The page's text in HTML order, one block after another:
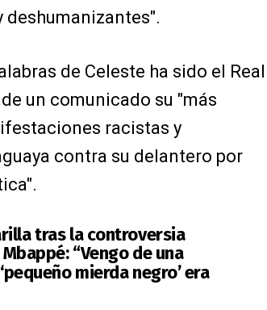
de Celeste ha sido el Real
un comunicado su "más
racistas y
contra su delantero por
tras la controversia
“Vengo de una
mierda negro’ era